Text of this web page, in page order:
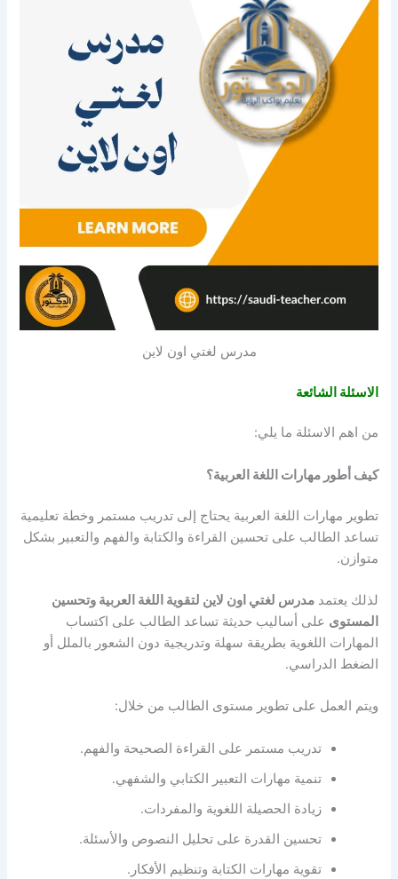
مدرس لغتي اون لاين
الاسئلة الشائعة
من اهم الاسئلة ما يلي:
كيف أطور مهارات اللغة العربية؟
تطوير مهارات اللغة العربية يحتاج إلى تدريب مستمر وخطة تعليمية
تساعد الطالب على تحسين القراءة والكتابة والفهم والتعبير بشكل
متوازن.
لذلك يعتمدمدرس لغتي اون لاين لتقوية اللغة العربية وتحسين
المستوى على أساليب حديثة تساعد الطالب على اكتساب
المهارات اللغوية بطريقة سهلة وتدريجية دون الشعور بالملل أو
الضغط الدراسي.
ويتم العمل على تطوير مستوى الطالب من خلال:
تدريب مستمر على القراءة الصحيحة والفهم.
تنمية مهارات التعبير الكتابي والشفهي.
زيادة الحصيلة اللغوية والمفردات.
تحسين القدرة على تحليل النصوص والأسئلة.
تقوية مهارات الكتابة وتنظيم الأفكار.